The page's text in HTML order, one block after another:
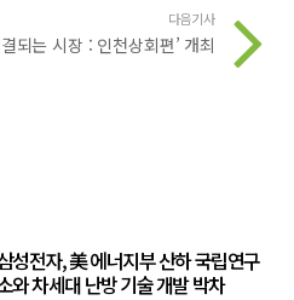
다음기사
되는 시장 : 인천상회편’ 개최
성전자, 美 에너지부 산하 국립연구
와 차세대 난방 기술 개발 박차